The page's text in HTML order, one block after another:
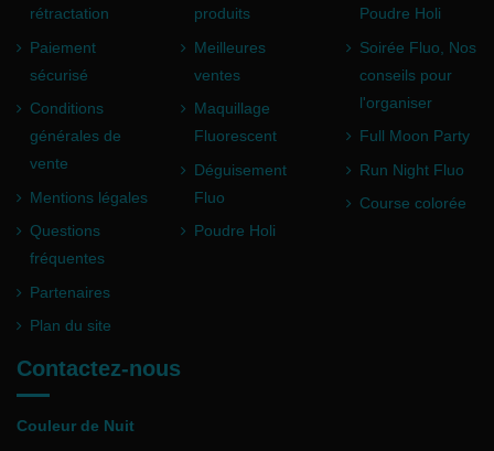
rétractation
Paiement
sécurisé
Conditions
générales de
vente
Mentions légales
Questions
fréquentes
Partenaires
Plan du site
produits
Meilleures
ventes
Maquillage
Fluorescent
Déguisement
Fluo
Poudre Holi
Poudre Holi
Soirée Fluo, Nos
conseils pour
l'organiser
Full Moon Party
Run Night Fluo
Course colorée
Contactez-nous
Couleur de Nuit